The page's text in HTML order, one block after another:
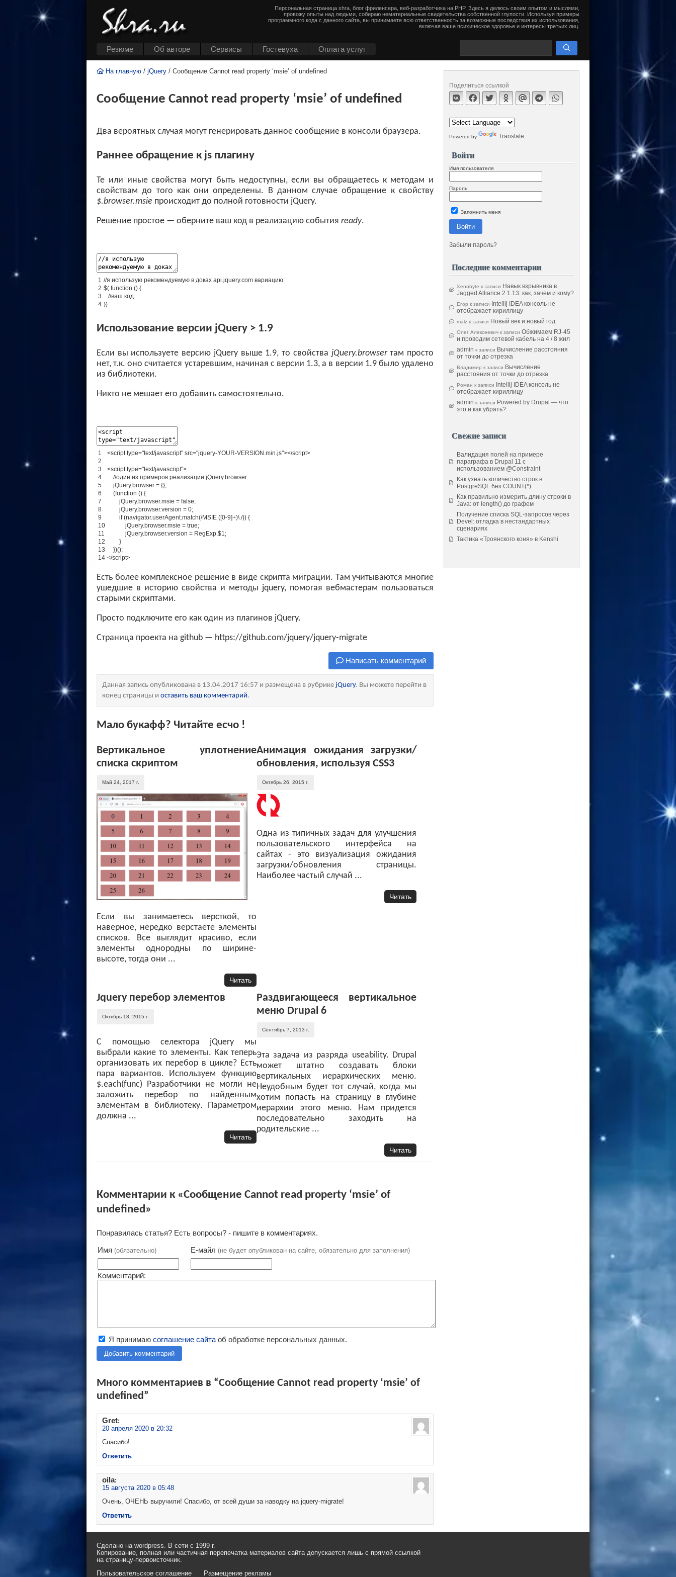
Резюме Об авторе Cервисы Гостевуха Оплата услуг
Персональная страница shra, блог фриленсера, веб-разработчика на PHP. Здесь я делюсь своим опытом и мыслями,
провожу опыты над людьми, собираю нематериальные свидетельства собственной глупости. Используя примеры
программного кода с данного сайта, вы принимаете всю ответственность за возможные последствия их использования,
включая ваше психическое здоровье и интересы третьих лиц.
На главную / jQuery / Сообщение Cannot read property ‘msie’ of undefined
Сообщение Cannot read property ‘msie’ of undefined
Два вероятных случая могут генерировать данное сообщение в консоли браузера.
Раннее обращение к js плагину
Те или иные свойства могут быть недоступны, если вы обращаетесь к методам и
свойствам до того как они определены. В данном случае обращение к свойству
$.browser.msie происходит до полной готовности jQuery.
Решение простое — оберните ваш код в реализацию события ready.
1
2
3
4
//я использую рекомендуемую в доках api.jquery.com вариацию:
$( function () {
//ваш код
})
Использование версии jQuery > 1.9
Если вы используете версию jQuery выше 1.9, то свойства jQuery.browserтам просто
нет, т.к. оно считается устаревшим, начиная с версии 1.3, а в версии 1.9 было удалено
из библиотеки.
Никто не мешает его добавить самостоятельно.
1
2
3
4
5
6
7
8
9
10
11
12
13
14
<script type="text/javascript" src="jquery-YOUR-VERSION.min.js"></script>
<script type="text/javascript">
//один из примеров реализации jQuery.browser
jQuery.browser = {};
(function () {
jQuery.browser.msie = false;
jQuery.browser.version = 0;
if (navigator.userAgent match(/MSIE ([0-9]+)\ /)) {
jQuery.browser.msie = true;
jQuery.browser.version = RegExp.$1;
}
})();
</script>
Есть более комплексное решение в виде скрипта миграции. Там учитываются многие
ушедшие в историю свойства и методы jquery, помогая вебмастерам пользоваться
старыми скриптами.
Просто подключите его как один из плагинов jQuery.
Страница проекта на github — https://github.com/jquery/jquery-migrate
Написать комментарий
Данная запись опубликована в 13.04.2017 16:57 и размещена в рубрике jQuery. Вы можете перейти в
конец страницы и оставить ваш комментарий.
Мало букафф? Читайте есчо !
Вертикальное уплотнение
списка скриптом
Май 24, 2017 г.
Если вы занимаетесь версткой, то
наверное, нередко верстаете элементы
списков. Все выглядит красиво, если
элементы однородны по ширине-
высоте, тогда они ...
Читать
Анимация ожидания загрузки/
обновления, используя CSS3
Октябрь 26, 2015 г.
Одна из типичных задач для улучшения
пользовательского интерфейса на
сайтах - это визуализация ожидания
загрузки/обновления страницы.
Наиболее частый случай ...
Читать
Jquery перебор элементов
Октябрь 18, 2015 г.
С помощью селектора jQuery мы
выбрали какие то элементы. Как теперь
организовать их перебор в цикле? Есть
пара вариантов. Используем функцию
$.each(func) Разработчики не могли не
заложить перебор по найденным
элементам в библиотеку. Параметром
должна ...
Читать
Раздвигающееся вертикальное
меню Drupal 6
Сентябрь 7, 2013 г.
Эта задача из разряда useability. Drupal
может штатно создавать блоки
вертикальных иерархических меню.
Неудобным будет тот случай, когда мы
хотим попасть на страницу в глубине
иерархии этого меню. Нам придется
последовательно заходить на
родительские ...
Читать
Комментарии к «Сообщение Cannot read property ‘msie’ of
undefined»
Понравилась статья? Есть вопросы? - пишите в комментариях.
Имя (обязательно) Е-майл (не будет опубликован на сайте, обязательно для заполнения)
Комментарий:
Я принимаю соглашение сайта об обработке персональных данных.
Добавить комментарий
Много комментариев в “Сообщение Cannot read property ‘msie’ of
undefined”
Gret:
20 апреля 2020 в 20:32
Спасибо!
Ответить
oila:
15 августа 2020 в 05:48
Очень, ОЧЕНЬ выручили! Спасибо, от всей души за наводку на jquery-migrate!
Ответить
Поделиться ссылкой
Powered by Translate
Войти
Имя пользователя
Пароль
Запомнить меня
Войти
Забыли пароль?
Последние комментарии
Xenobyte к записи Навык взрывника в
Jagged Alliance 2 1.13: как, зачем и кому?
Егор к записи
Intellij IDEA консоль не
отображает кириллицу
malz к записи Новый век и новый год.
Олег Алексеевич к записи Обжимаем RJ-45
и проводим сетевой кабель на 4 / 8 жил
admin к записи Вычисление расстояния
от точки до отрезка
Владимир к записи Вычисление
расстояния от точки до отрезка
Роман к записи
Intellij IDEA консоль не
отображает кириллицу
admin к записи Powered by Drupal — что
это и как убрать?
Свежие записи
Валидация полей на примере
параграфа в Drupal 11 с
использованием @Constraint
Как узнать количество строк в
PostgreSQL без COUNT(*)
Как правильно измерить длину строки в
Java: от length() до графем
Получение списка SQL-запросов через
Devel: отладка в нестандартных
сценариях
Тактика «Троянского коня» в Kenshi
Сделано на wordpress. В сети с 1999 г.
Копирование, полная или частичная перепечатка материалов сайта допускается лишь с прямой ссылкой
на страницу-первоисточник.
Пользовательское соглашение
Размещение рекламы